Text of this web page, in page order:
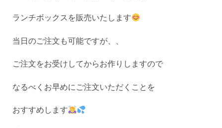
ランチボックスを販売いたします
当日のご注文も可能ですが、、
ご注文をお受けしてからお作りしますので
なるべくお早めにご注文いただくことを
おすすめします